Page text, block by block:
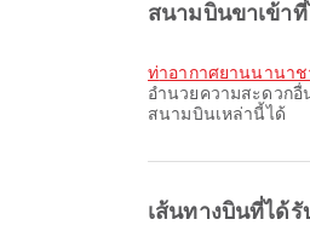
สนามบินขาเข้า
ท่าอากาศยานนานา
อำนวยความสะดวกอื่
สนามบินเหล่านี้ได้
เส้นทางบินที่ได้